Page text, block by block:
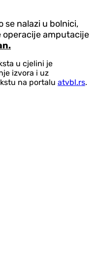
se nalazi u bolnici,
operacije amputacije
u cjelini je
izvora i uz
na portalu atvbl.rs.